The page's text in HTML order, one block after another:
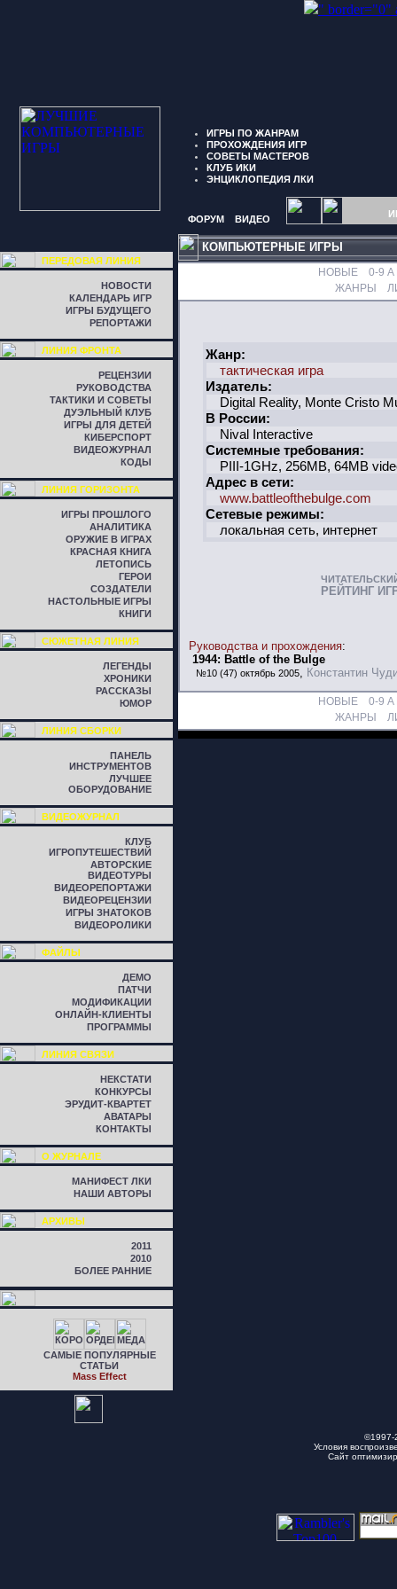
" border="0"
ИГРЫ ПО ЖАНРАМ
ПРОХОЖДЕНИЯ ИГР
СОВЕТЫ МАСТЕРОВ
КЛУБ ИКИ
ЭНЦИКЛОПЕДИЯ ЛКИ
ФОРУМ ВИДЕО
ПЕРЕДОВАЯ ЛИНИЯ
НОВОСТИ
КАЛЕНДАРЬ ИГР
ИГРЫ БУДУЩЕГО
РЕПОРТАЖИ
ЛИНИЯ ФРОНТА
РЕЦЕНЗИИ
РУКОВОДСТВА
ТАКТИКИ И СОВЕТЫ
ДУЭЛЬНЫЙ КЛУБ
ИГРЫ ДЛЯ ДЕТЕЙ
КИБЕРСПОРТ
ВИДЕОЖУРНАЛ
КОДЫ
ЛИНИЯ ГОРИЗОНТА
ИГРЫ ПРОШЛОГО
АНАЛИТИКА
ОРУЖИЕ В ИГРАХ
КРАСНАЯ КНИГА
ЛЕТОПИСЬ
ГЕРОИ
СОЗДАТЕЛИ
НАСТОЛЬНЫЕ ИГРЫ
КНИГИ
СЮЖЕТНАЯ ЛИНИЯ
ЛЕГЕНДЫ
ХРОНИКИ
РАССКАЗЫ
ЮМОР
ЛИНИЯ СБОРКИ
ПАНЕЛЬ
ИНСТРУМЕНТОВ
ЛУЧШЕЕ
ОБОРУДОВАНИЕ
ВИДЕОЖУРНАЛ
КЛУБ
ИГРОПУТЕШЕСТВИЙ
АВТОРСКИЕ
ВИДЕОТУРЫ
ВИДЕОРЕПОРТАЖИ
ВИДЕОРЕЦЕНЗИИ
ИГРЫ ЗНАТОКОВ
ВИДЕОРОЛИКИ
ФАЙЛЫ
ДЕМО
ПАТЧИ
МОДИФИКАЦИИ
ОНЛАЙН-КЛИЕНТЫ
ПРОГРАММЫ
ЛИНИЯ СВЯЗИ
НЕКСТАТИ
КОНКУРСЫ
ЭРУДИТ-КВАРТЕТ
АВАТАРЫ
КОНТАКТЫ
О ЖУРНАЛЕ
МАНИФЕСТ ЛКИ
НАШИ АВТОРЫ
АРХИВЫ
2011
2010
БОЛЕЕ РАННИЕ
САМЫЕ ПОПУЛЯРНЫЕ
СТАТЬИ
Mass Effect
КОМПЬЮТЕРНЫЕ ИГРЫ
НОВЫЕ 0-9 A
ЖАНРЫ
Жанр:
тактическая игра
Издатель:
Digital Reality, Monte Cristo
В России:
Nival Interactive
Системные требования:
PIII-1GHz, 256MB, 64MB
Адрес в сети:
www.battleofthebulge.com
Сетевые режимы:
локальная сеть, интернет
РЕЙТИНГ
Руководства и прохождения:
1944: Battle of the Bulge
№10 (47) октябрь 2005, Константин
НОВЫЕ 0-9 A
ЖАНРЫ
Условия
Сайт